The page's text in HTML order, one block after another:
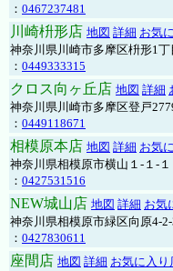
： 0467237481
川崎枡形店 地図 詳細 お気
神奈川県川崎市多摩区枡形1
： 0449333315
クロス向ヶ丘店 地図 詳細
神奈川県川崎市多摩区登戸
： 0449118671
相模原本店 地図 詳細 お気
神奈川県相模原市横山１-１-１
： 0427531516
NEW城山店 地図 詳細 お気
神奈川県相模原市緑区向原4-
： 0427830611
座間店 地図 詳細 お気に入り